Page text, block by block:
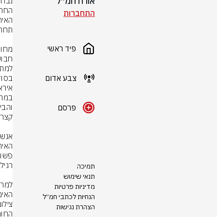
התחברות
פיד ראשי
צבע אדום
פרסם
תמיכה
תנאי שימוש
מדיניות פרטיות
הנחיות לכתבי חמ״ל
הצהרת נגישות